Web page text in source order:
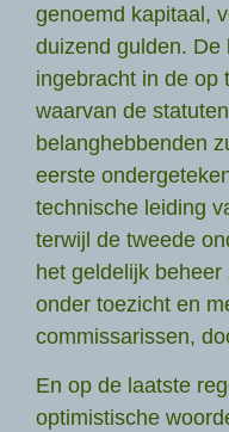
genoemd kapitaal,
duizend gulden. De
ingebracht in de op
waarvan de
belanghebbenden
eerste
technische leiding
terwijl de tweede
het geldelijk
onder toezicht en
commissarissen,
En op de laatste
optimistische